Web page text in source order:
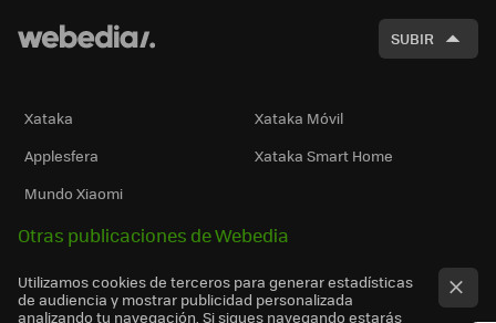
SUBIR
Xataka
Xataka Móvil
Applesfera
Xataka Smart Home
Mundo Xiaomi
Otras publicaciones de Webedia
Utilizamos cookies de terceros para generar estadísticas
de audiencia y mostrar publicidad personalizada
analizando tu navegación. Si sigues navegando estarás